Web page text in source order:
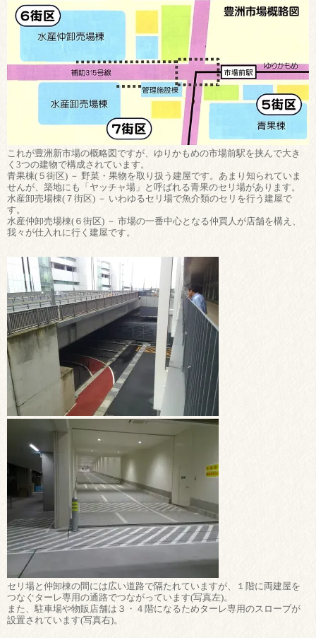
これが豊洲新市場の概略図ですが、ゆりかもめの市場前駅を挟んで大き
く3つの建物で構成されています。
青果棟(５街区) － 野菜・果物を取り扱う建屋です。あまり知られていま
せんが、築地にも「ヤッチャ場」と呼ばれる青果のセリ場があります。
水産卸売場棟(７街区) － いわゆるセリ場で魚介類のセリを行う建屋で
す。
水産仲卸売場棟(６街区) － 市場の一番中心となる仲買人が店舗を構え、
我々が仕入れに行く建屋です。
セリ場と仲卸棟の間には広い道路で隔たれていますが、１階に両建屋を
つなぐターレ専用の通路でつながっています(写真左)。
また、駐車場や物販店舗は３・４階になるためターレ専用のスロープが
設置されています(写真右)。